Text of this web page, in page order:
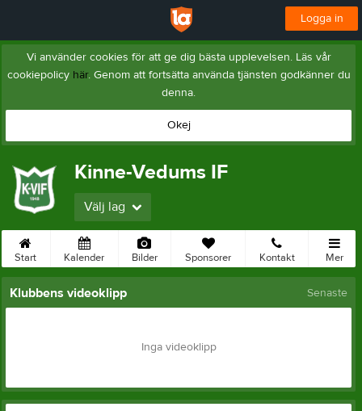
Logga in
Vi använder cookies för att ge dig bästa upplevelsen. Läs vår
cookiepolicy här. Genom att fortsätta använda tjänsten godkänner du
denna.
Okej
Kinne-Vedums IF
Välj lag
Start Kalender Bilder Sponsorer Kontakt Mer
Klubbens videoklipp Senaste
Inga videoklipp